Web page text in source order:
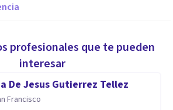
profesionales que te pueden
interesar
De Jesus Gutierrez Tellez
Francisco